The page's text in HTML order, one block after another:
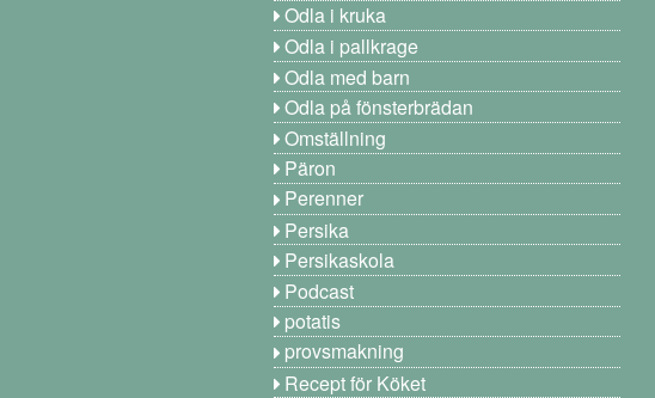
Odla i kruka
Odla i pallkrage
Odla med barn
Odla på fönsterbrädan
Omställning
Päron
Perenner
Persika
Persikaskola
Podcast
potatis
provsmakning
Recept för Köket